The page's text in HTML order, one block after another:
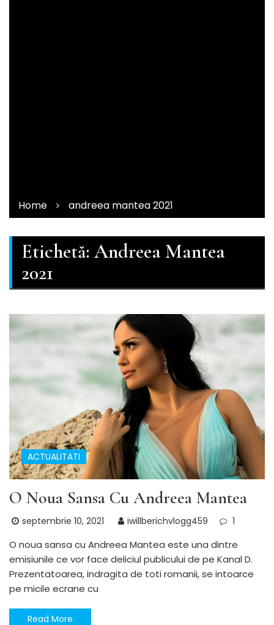
Home andreea mantea 2021
Etichetă:Andreea Mantea
2021
ACTUALITATI
O Noua Sansa Cu Andreea Mantea
septembrie 10, 2021 iwillberichvlogg459 1
O noua sansa cu Andreea Mantea este una dintre
emisiunile ce vor face deliciul publicului de pe Kanal D.
Prezentatoarea, indragita de toti romanii, se intoarce
pe micile ecrane cu
Read More